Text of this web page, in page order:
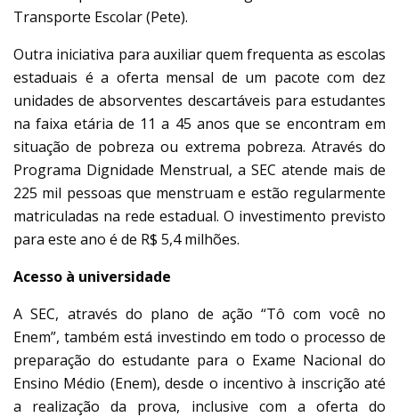
Transporte Escolar (Pete).
Outra iniciativa para auxiliar quem frequenta as escolas
estaduais é a oferta mensal de um pacote com dez
unidades de absorventes descartáveis para estudantes
na faixa etária de 11 a 45 anos que se encontram em
situação de pobreza ou extrema pobreza. Através do
Programa Dignidade Menstrual, a SEC atende mais de
225 mil pessoas que menstruam e estão regularmente
matriculadas na rede estadual. O investimento previsto
para este ano é de R$ 5,4 milhões.
Acesso à universidade
A SEC, através do plano de ação “Tô com você no
Enem”, também está investindo em todo o processo de
preparação do estudante para o Exame Nacional do
Ensino Médio (Enem), desde o incentivo à inscrição até
a realização da prova, inclusive com a oferta do